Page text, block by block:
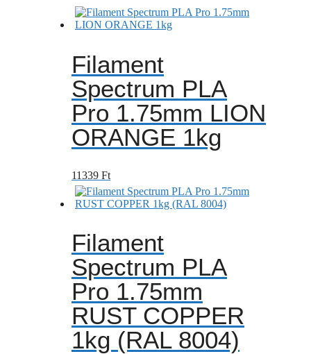
Filament
Spectrum PLA
Pro 1.75mm LION
ORANGE 1kg
11339 Ft
Filament
Spectrum PLA
Pro 1.75mm
RUST COPPER
1kg (RAL 8004)